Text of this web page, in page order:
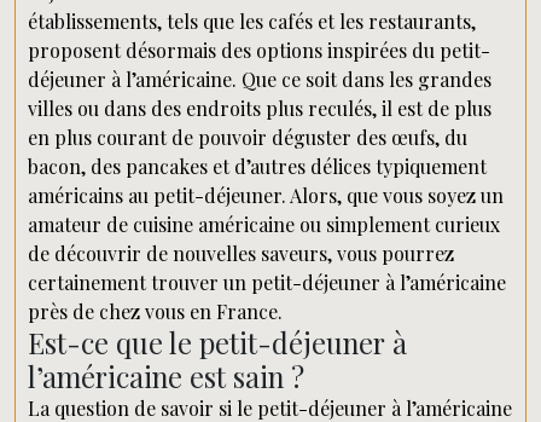
établissements, tels que les cafés et les restaurants,
proposent désormais des options inspirées du petit-
déjeuner à l’américaine. Que ce soit dans les grandes
villes ou dans des endroits plus reculés, il est de plus
en plus courant de pouvoir déguster des œufs, du
bacon, des pancakes et d’autres délices typiquement
américains au petit-déjeuner. Alors, que vous soyez un
amateur de cuisine américaine ou simplement curieux
de découvrir de nouvelles saveurs, vous pourrez
certainement trouver un petit-déjeuner à l’américaine
près de chez vous en France.
Est-ce que le petit-déjeuner à
l’américaine est sain ?
La question de savoir si le petit-déjeuner à l’américaine